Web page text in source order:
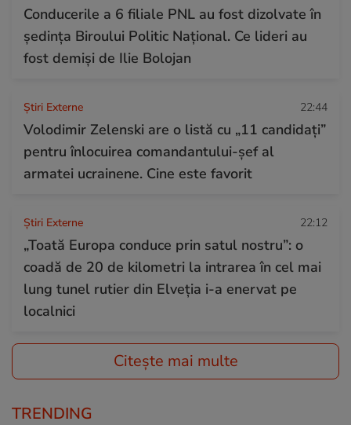
Conducerile a 6 filiale PNL au fost dizolvate în
ședința Biroului Politic Național. Ce lideri au
fost demiși de Ilie Bolojan
Știri Externe 22:44
Volodimir Zelenski are o listă cu „11 candidați”
pentru înlocuirea comandantului-șef al
armatei ucrainene. Cine este favorit
Știri Externe 22:12
„Toată Europa conduce prin satul nostru”: o
coadă de 20 de kilometri la intrarea în cel mai
lung tunel rutier din Elveția i-a enervat pe
localnici
Citește mai multe
TRENDING